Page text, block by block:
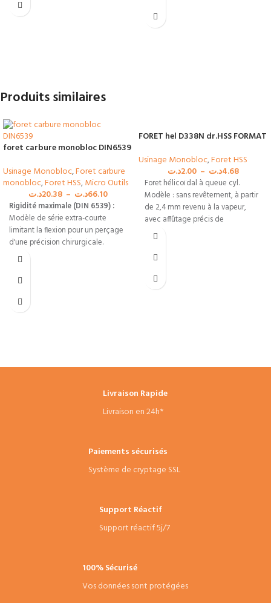
Produits similaires
foret carbure monobloc DIN6539
Usinage Monobloc,Foret carbure
monobloc,Foret HSS,Micro Outils
20.38د.ت – 66.10د.ت
Rigidité maximale (DIN 6539) :
Modèle de série extra-courte
limitant la flexion pour un perçage
d'une précision chirurgicale.
Substrat carbure premium :
mécanique et à la chaleur pour les
cadences de production élevées.
Usinage multi-matières universel
inox, fontes lourdes et alliages
avec livraison rapide pour vos
FORET hel D338N dr.HSS FORMAT
Usinage Monobloc,Foret HSS
2.00د.ت – 4.68د.ت
Foret hélicoïdal à queue cyl.
Modèle : sans revêtement, à partir
de 2,4 mm revenu à la vapeur,
avec affûtage précis de
Livraison Rapide
Livraison en 24h*
Paiements sécurisés
Système de cryptage SSL
Support Réactif
Support réactif 5j/7
100% Sécurisé
Vos données sont protégées